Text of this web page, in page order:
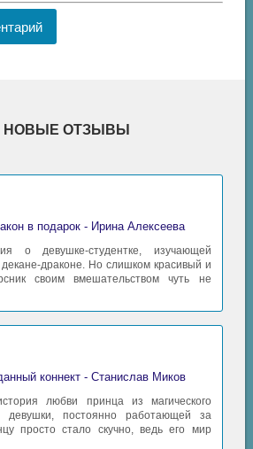
НОВЫЕ ОТЗЫВЫ
в подарок - Ирина Алексеева
о девушке-студентке, изучающей
драконе. Но слишком красивый и
своим вмешательством чуть не
коннект - Станислав Миков
любви принца из магического
девушки, постоянно работающей за
просто стало скучно, ведь его мир